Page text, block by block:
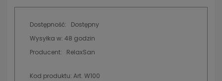
Dostępność:
Dostępny
Wysyłka w: 48 godzin
Producent:
RelaxSan
Kod produktu: Art. W100